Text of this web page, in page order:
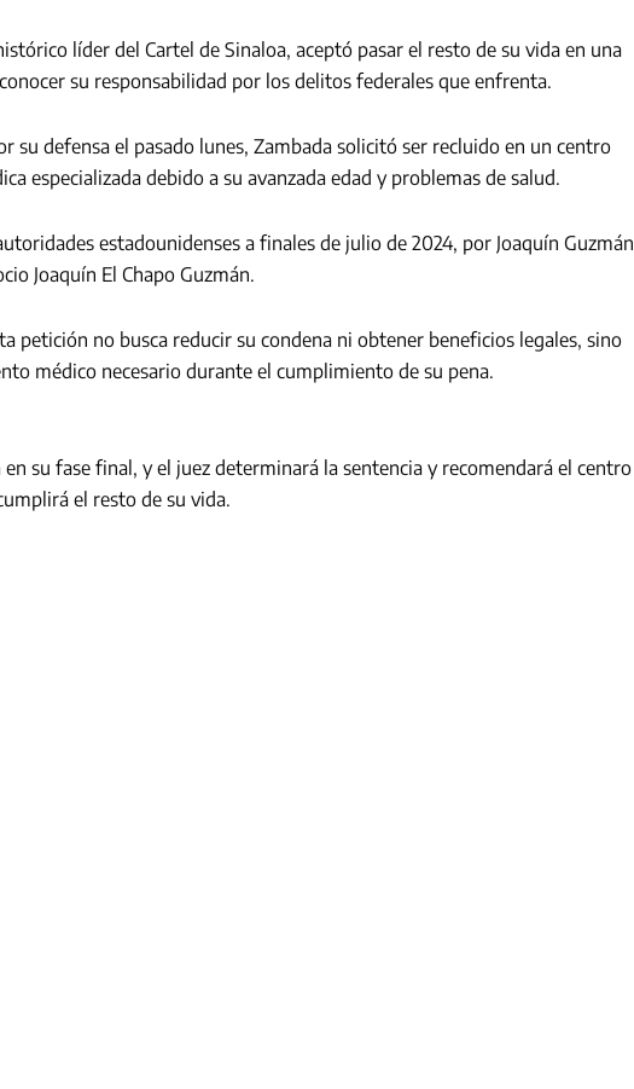
líder del Cartel de Sinaloa, aceptó pasar el resto de su vida en una
su responsabilidad por los delitos federales que enfrenta.
su defensa el pasado lunes, Zambada solicitó ser recluido en un centro
especializada debido a su avanzada edad y problemas de salud.
estadounidenses a finales de julio de 2024, por Joaquín Guzmán
Joaquín El Chapo Guzmán.
petición no busca reducir su condena ni obtener beneficios legales, sino
médico necesario durante el cumplimiento de su pena.
su fase final, y el juez determinará la sentencia y recomendará el centro
el resto de su vida.